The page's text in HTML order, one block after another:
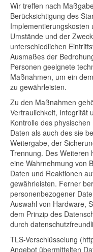
Wir treffen nach
Berücksichtigung des
Umstände und der
unterschiedlichen
Ausmaßes der
Personen geeignete
Maßnahmen, um ein
zu gewährleisten.
Zu den Maßnahmen
Vertraulichkeit, Integrität
Kontrolle des
Daten als auch des sie
Weitergabe, der
Trennung. Des Weiteren
eine Wahrnehmung von
Daten und Reaktionen
gewährleisten. Ferner
personenbezogener
Auswahl von Hardware,
dem Prinzip des
durch
TLS-Verschlüsselung
Angebot übermittelten